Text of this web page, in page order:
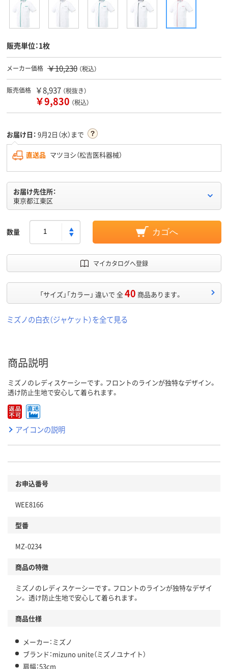
販売単位：1枚
メーカー価格 ￥10,230 （税込）
販売価格 ￥8,937 （税抜き）
￥9,830 （税込）
お届け日： 9月2日（水）まで
直送品 マツヨシ（松吉医科器械）
お届け先住所：
東京都江東区
数量 カゴへ
マイカタログへ登録
「サイズ」「カラー」 違いで 全40 商品あります。
ミズノの白衣（ジャケット）を全て見る
商品説明
ミズノのレディスケーシーです。フロントのラインが独特なデザイン。
透け防止生地で安心して着られます。
アイコンの説明
お申込番号
WEE8166
型番
MZ-0234
商品の特徴
ミズノのレディスケーシーです。フロントのラインが独特なデザイ
ン。 透け防止生地で安心して着られます。
商品仕様
メーカー：ミズノ
ブランド：mizuno unite（ミズノユナイト）
肩幅：53cm